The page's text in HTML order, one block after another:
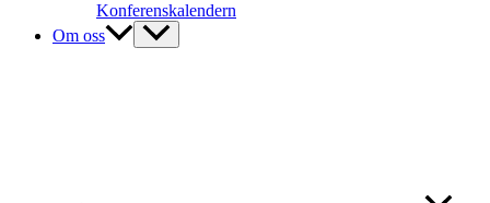
Konferenskalendern
Om oss